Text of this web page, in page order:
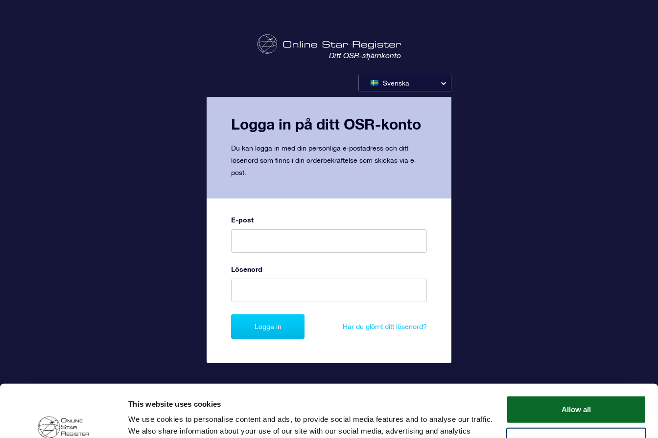
This website uses cookies
We use cookies to personalise content and ads, to provide social media features and to analyse our traffic.
We also share information about your use of our site with our social media, advertising and analytics
Allow all
Ditt OSR-stjärnkonto
Svenska
Logga in på ditt OSR-konto
Du kan logga in med din personliga e-postadress och ditt
lösenord som finns i din orderbekräftelse som skickas via e-
post.
E-post
Lösenord
Har du glömt ditt lösenord?
Logga in